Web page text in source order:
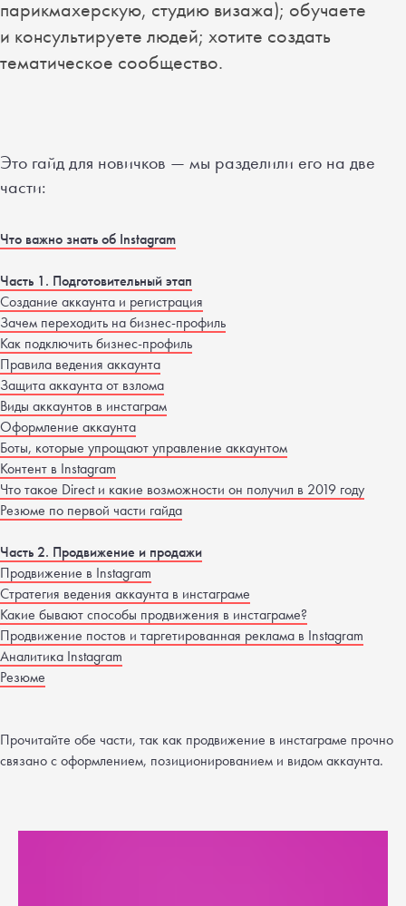
парикмахерскую, студию визажа); обучаете
и консультируете людей; хотите создать
тематическое сообщество.
Это гайд для новичков — мы разделили его на две
части:
Что важно знать об Instagram
Часть 1. Подготовительный этап
Создание аккаунта и регистрация
Зачем переходить на бизнес-профиль
Как подключить бизнес-профиль
Правила ведения аккаунта
Защита аккаунта от взлома
Виды аккаунтов в инстаграм
Оформление аккаунта
Боты, которые упрощают управление аккаунтом
Контент в Instagram
Что такое Direct и какие возможности он получил в 2019 году
Резюме по первой части гайда
Часть 2. Продвижение и продажи
Продвижение в Instagram
Стратегия ведения аккаунта в инстаграме
Какие бывают способы продвижения в инстаграме?
Продвижение постов и таргетированная реклама в Instagram
Аналитика Instagram
Резюме
Прочитайте обе части, так как продвижение в инстаграме прочно
связано с оформлением, позиционированием и видом аккаунта.